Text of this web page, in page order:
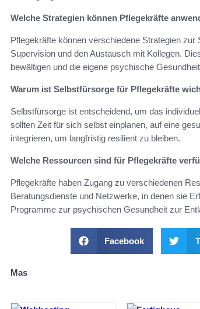
Welche Strategien können Pflegekräfte
Pflegekräfte können verschiedene Strategien
Supervision und den Austausch mit Kollegen.
bewältigen und die eigene psychische
Warum ist Selbstfürsorge für Pflegekräfte
Selbstfürsorge ist entscheidend, um das
sollten Zeit für sich selbst einplanen, auf eine
integrieren, um langfristig resilient zu bleiben.
Welche Ressourcen sind für Pflegekräfte
Pflegekräfte haben Zugang zu verschiedenen
Beratungsdienste und Netzwerke, in denen sie
Programme zur psychischen Gesundheit zur
Facebook
Mas